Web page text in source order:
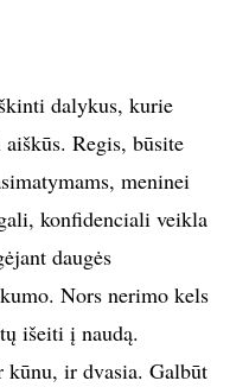
dalykus, kurie
Regis, būsite
meninei
konfidenciali veikla
daugės
Nors nerimo kels
išeiti į naudą.
ir dvasia. Galbūt